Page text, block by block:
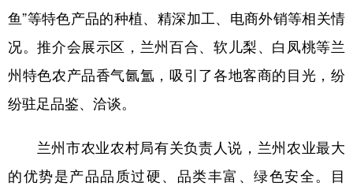
鱼”等特色产品的种植、精深加工、电商外销等相关情
况。推介会展示区，兰州百合、软儿梨、白凤桃等兰
州特色农产品香气氤氲，吸引了各地客商的目光，纷
纷驻足品鉴、洽谈。
兰州市农业农村局有关负责人说，兰州农业最大
的优势是产品品质过硬、品类丰富、绿色安全。目